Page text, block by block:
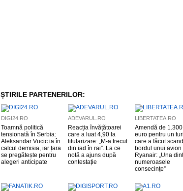
ȘTIRILE PARTENERILOR:
DIGI24.RO
Toamnă politică
tensionată în Serbia:
Aleksandar Vucic ia în
calcul demisia, iar țara
se pregătește pentru
alegeri anticipate
ADEVARUL.RO
Reacția învățătoarei
care a luat 4,90 la
titularizare: „M-a trecut
din iad în rai”. La ce
notă a ajuns după
contestație
LIBERTATEA.RO
Amendă de
euro pentru un
care a făcut
bordul unui avion
Ryanair: „Una
numeroasele
consecințe”